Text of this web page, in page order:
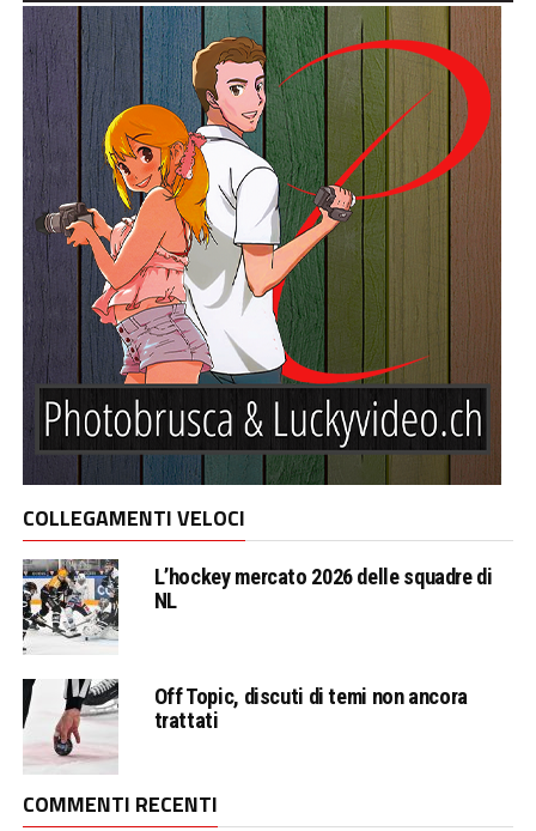
COLLEGAMENTI VELOCI
L’hockey mercato 2026 delle squadre di
NL
Off Topic, discuti di temi non ancora
trattati
COMMENTI RECENTI